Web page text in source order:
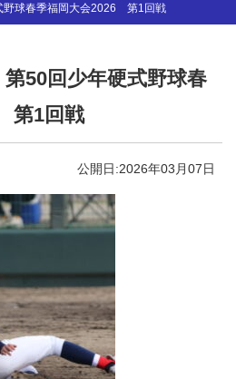
野球春季福岡大会2026 第1回戦
50回少年硬式野球春
第1回戦
公開日:2026年03月07日